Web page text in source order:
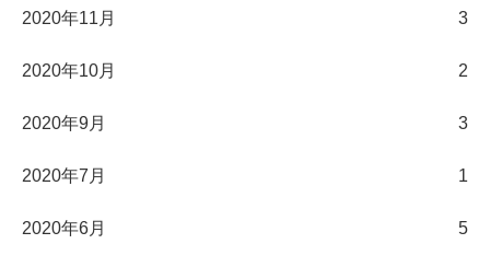
2020年11月 3
2020年10月 2
2020年9月 3
2020年7月 1
2020年6月 5